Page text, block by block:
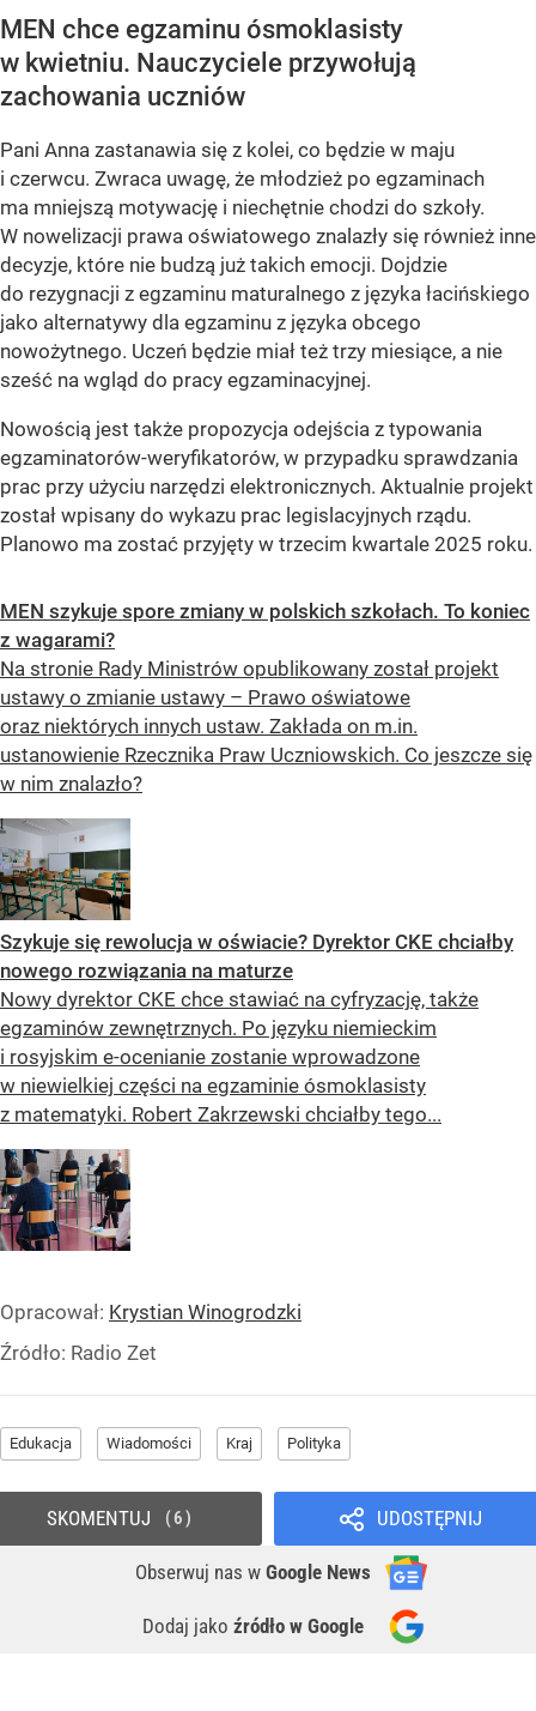
MEN chce egzaminu ósmoklasisty
w kwietniu. Nauczyciele przywołują
zachowania uczniów
Pani Anna zastanawia się z kolei, co będzie w maju
i czerwcu. Zwraca uwagę, że młodzież po egzaminach
ma mniejszą motywację i niechętnie chodzi do szkoły.
W nowelizacji prawa oświatowego znalazły się również inne
decyzje, które nie budzą już takich emocji. Dojdzie
do rezygnacji z egzaminu maturalnego z języka łacińskiego
jako alternatywy dla egzaminu z języka obcego
nowożytnego. Uczeń będzie miał też trzy miesiące, a nie
sześć na wgląd do pracy egzaminacyjnej.
Nowością jest także propozycja odejścia z typowania
egzaminatorów-weryfikatorów, w przypadku sprawdzania
prac przy użyciu narzędzi elektronicznych. Aktualnie projekt
został wpisany do wykazu prac legislacyjnych rządu.
Planowo ma zostać przyjęty w trzecim kwartale 2025 roku.
MEN szykuje spore zmiany w polskich szkołach. To koniec
z wagarami?
Na stronie Rady Ministrów opublikowany został projekt
ustawy o zmianie ustawy – Prawo oświatowe
oraz niektórych innych ustaw. Zakłada on m.in.
ustanowienie Rzecznika Praw Uczniowskich. Co jeszcze się
w nim znalazło?
Szykuje się rewolucja w oświacie? Dyrektor CKE chciałby
nowego rozwiązania na maturze
Nowy dyrektor CKE chce stawiać na cyfryzację, także
egzaminów zewnętrznych. Po języku niemieckim
i rosyjskim e-ocenianie zostanie wprowadzone
w niewielkiej części na egzaminie ósmoklasisty
z matematyki. Robert Zakrzewski chciałby tego...
Opracował: Krystian Winogrodzki
Źródło: Radio Zet
Edukacja Wiadomości Kraj Polityka
UDOSTĘPNIJ
Obserwuj nas w Google News
Dodaj jako źródło w Google
SKOMENTUJ 6